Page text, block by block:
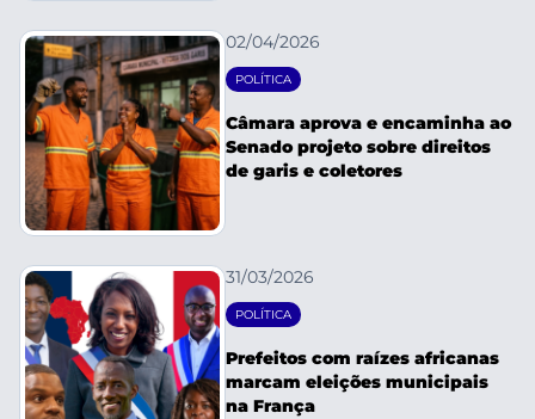
02/04/2026
POLÍTICA
Câmara aprova e encaminha ao
Senado projeto sobre direitos
de garis e coletores
31/03/2026
POLÍTICA
Prefeitos com raízes africanas
marcam eleições municipais
na França